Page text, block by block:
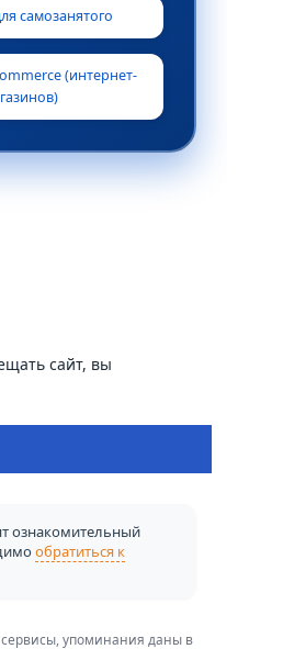
самозанятого
(интернет-
сайт, вы
ознакомительный
обратиться к
упоминания даны в